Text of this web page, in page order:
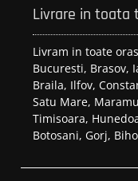
Livrare in toata
Livram in toate
Bucuresti, Brasov,
Braila, Ilfov,
Satu Mare,
Timisoara,
Botosani, Gorj,